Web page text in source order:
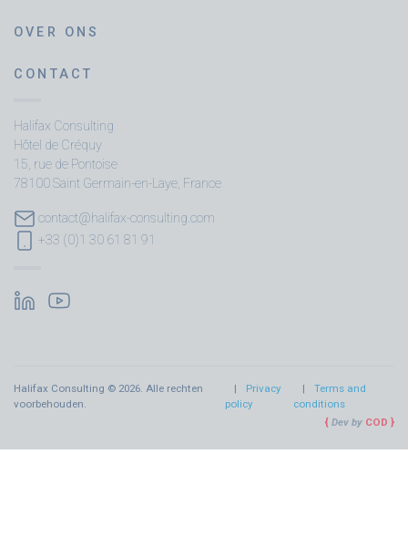
OVER ONS
CONTACT
Halifax Consulting
Hôtel de Créquy
15, rue de Pontoise
78100 Saint Germain-en-Laye, France
contact@halifax-consulting.com
+33 (0)1 30 61 81 91
Halifax Consulting © 2026. Alle rechten
voorbehouden.
Privacy
policy
Terms and
conditions
Dev by COD